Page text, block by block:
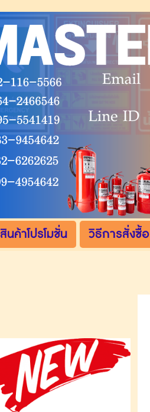
สินค้าโปรโมชั่น วิธีการสั่งซื้อ